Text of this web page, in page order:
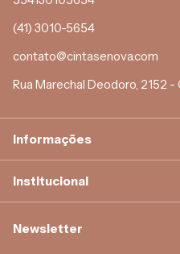
(41) 3010-5654
contato@cintasenova.com
Rua Marechal Deodoro, 2152
Informações
Institucional
Newsletter